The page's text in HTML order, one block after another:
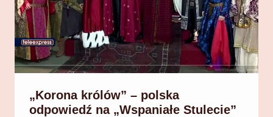
„Korona królów” – polska
odpowiedź na „Wspaniałe Stulecie”